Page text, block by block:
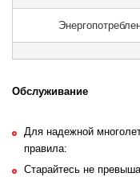
Обслуживание
Для надежной
правила:
Старайтесь не